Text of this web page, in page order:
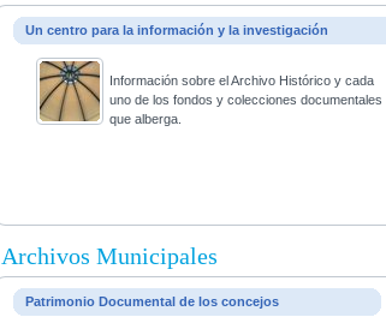
Un centro para la información y la investigación
Información sobre el Archivo Histórico y cada
uno de los fondos y colecciones documentales
que alberga.
Archivos Municipales
Patrimonio Documental de los concejos